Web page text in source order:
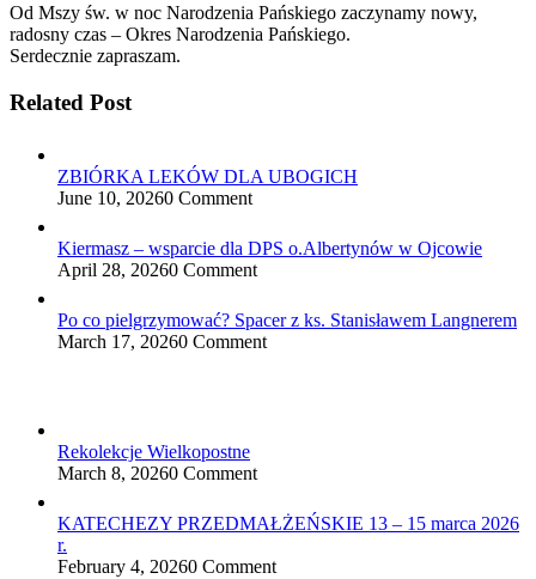
Od Mszy św. w noc Narodzenia Pańskiego zaczynamy nowy,
radosny czas – Okres Narodzenia Pańskiego.
Serdecznie zapraszam.
Related Post
ZBIÓRKA LEKÓW DLA UBOGICH
June 10, 20260 Comment
Kiermasz – wsparcie dla DPS o.Albertynów w Ojcowie
April 28, 20260 Comment
Po co pielgrzymować? Spacer z ks. Stanisławem Langnerem
March 17, 20260 Comment
Rekolekcje Wielkopostne
March 8, 20260 Comment
KATECHEZY PRZEDMAŁŻEŃSKIE 13 – 15 marca 2026
r.
February 4, 20260 Comment